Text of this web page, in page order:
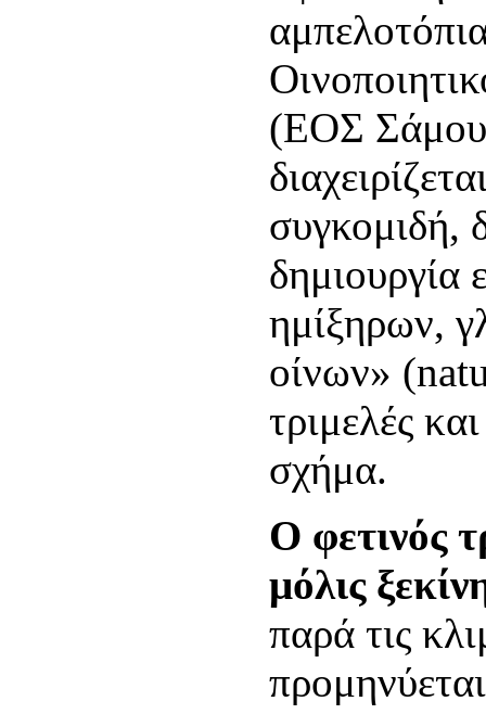
(ΕΟΣ
συγκομιδή,
δημιουργία
ημίξηρων,
οίνων»
τριμελές
σχήμα.
Ο φετινός
μόλις
παρά τις